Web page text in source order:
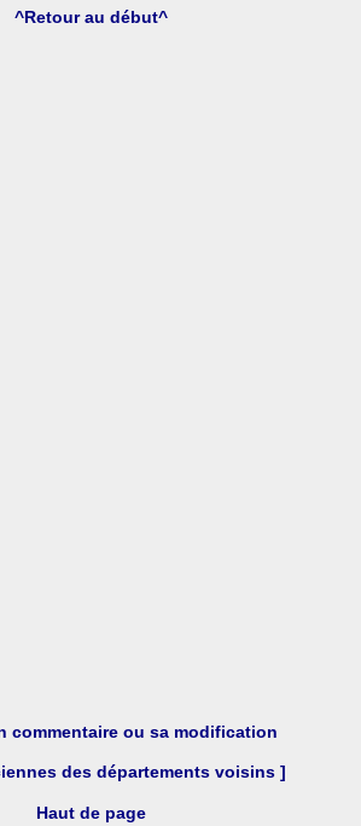
^Retour au début^
commentaire ou sa modification
des départements voisins ]
Haut de page